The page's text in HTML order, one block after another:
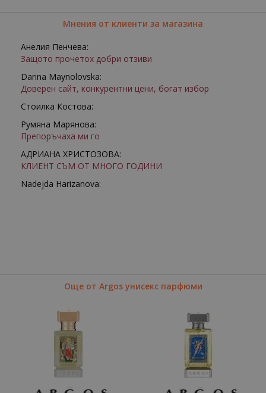
Мнения от клиенти за магазина
Анелия Пенчева:
Защото прочетох добри отзиви
Darina Maynolovska:
Доверен сайт, конкурентни цени, богат избор
Стоилка Костова:
Румяна Марянова:
Препоръчаха ми го
АДРИАНА ХРИСТОЗОВА:
КЛИЕНТ СЪМ ОТ МНОГО ГОДИНИ
Nadejda Harizanova:
Още от Argos унисекс парфюми